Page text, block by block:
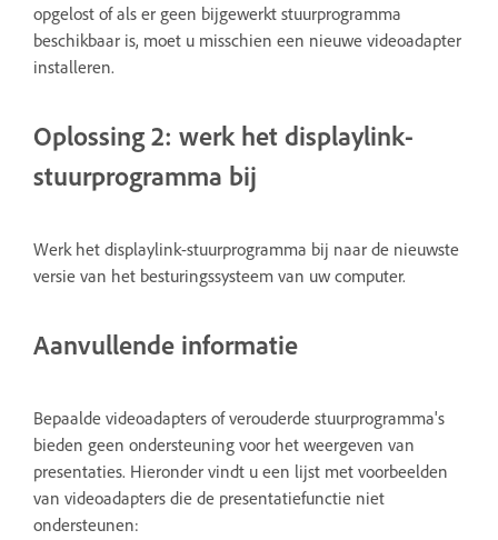
opgelost of als er geen bijgewerkt stuurprogramma
beschikbaar is, moet u misschien een nieuwe videoadapter
installeren.
Oplossing 2: werk het displaylink-
stuurprogramma bij
Werk het displaylink-stuurprogramma bij naar de nieuwste
versie van het besturingssysteem van uw computer.
Aanvullende informatie
Bepaalde videoadapters of verouderde stuurprogramma's
bieden geen ondersteuning voor het weergeven van
presentaties. Hieronder vindt u een lijst met voorbeelden
van videoadapters die de presentatiefunctie niet
ondersteunen: